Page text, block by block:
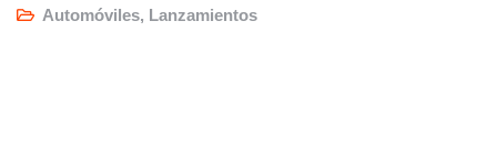
Automóviles, Lanzamientos